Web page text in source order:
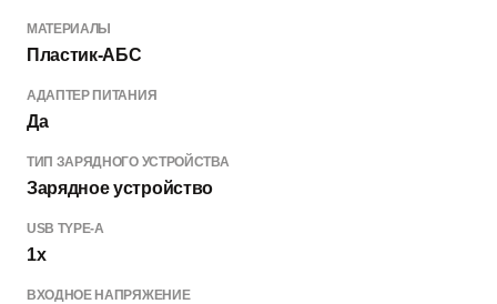
МАТЕРИАЛЫ
Пластик-АБС
АДАПТЕР ПИТАНИЯ
Да
ТИП ЗАРЯДНОГО УСТРОЙСТВА
Зарядное устройство
USB TYPE-A
1x
ВХОДНОЕ НАПРЯЖЕНИЕ